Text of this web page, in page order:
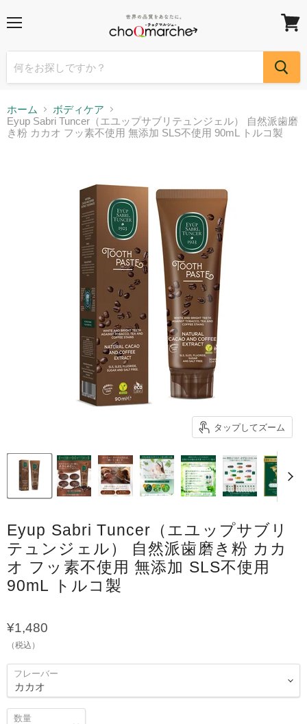
ュ
ー
ト
を
ホーム
ボディケア
Eyup Sabri Tuncer（エユップサブリテュンジェル） 自然派歯磨
き粉 カカオ フッ素不使用 無添加 SLS不使用 90mL トルコ製
タップしてズーム
Eyup Sabri Tuncer（エユップサブリ
テュンジェル） 自然派歯磨き粉 カカ
オ フッ素不使用 無添加 SLS不使用
90mL トルコ製
¥1,480
（税込）
フレーバー
数量